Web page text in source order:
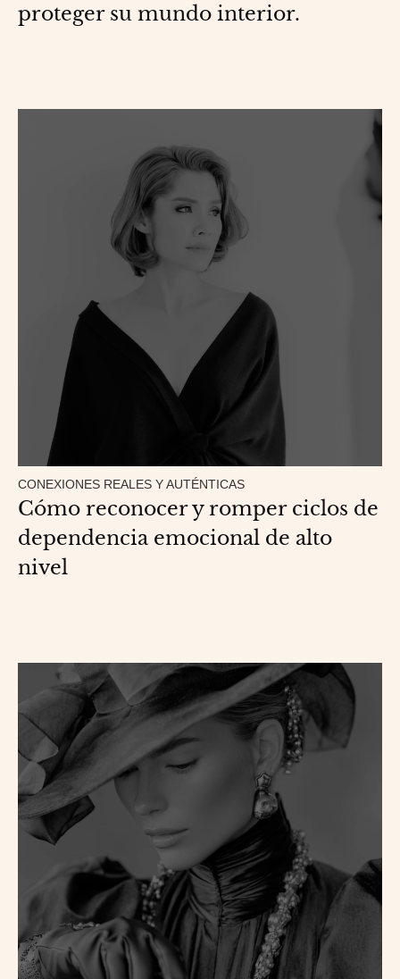
proteger su mundo interior.
CONEXIONES REALES Y AUTÉNTICAS
Cómo reconocer y romper ciclos de
dependencia emocional de alto
nivel